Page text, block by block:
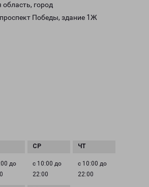
город
Победы, здание 1Ж
до
с 10:00 до
22:00
с 10:00 до
22:00